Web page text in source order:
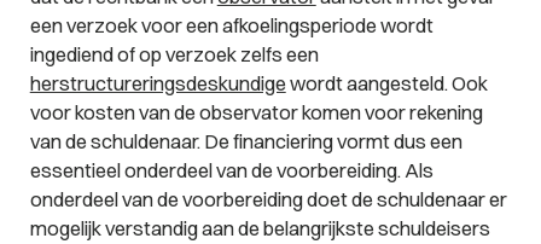
een verzoek voor een afkoelingsperiode wordt
ingediend of op verzoek zelfs een
herstructureringsdeskundige wordt aangesteld. Ook
voor kosten van de observator komen voor rekening
van de schuldenaar. De financiering vormt dus een
essentieel onderdeel van de voorbereiding. Als
onderdeel van de voorbereiding doet de schuldenaar er
mogelijk verstandig aan de belangrijkste schuldeisers